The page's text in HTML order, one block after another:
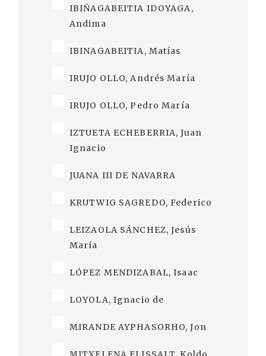
IBIÑAGABEITIA IDOYAGA,
Andima
IBINAGABEITIA, Matías
IRUJO OLLO, Andrés María
IRUJO OLLO, Pedro María
IZTUETA ECHEBERRIA, Juan
Ignacio
JUANA III DE NAVARRA
KRUTWIG SAGREDO, Federico
LEIZAOLA SÁNCHEZ, Jesús
María
LÓPEZ MENDIZABAL, Isaac
LOYOLA, Ignacio de
MIRANDE AYPHASORHO, Jon